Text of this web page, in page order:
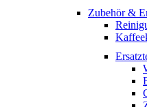
Zubehör &